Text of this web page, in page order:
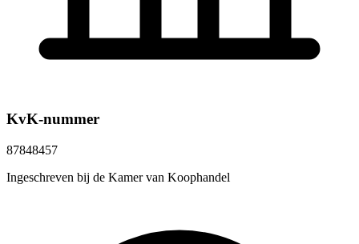
KvK-nummer
87848457
Ingeschreven bij de Kamer van Koophandel